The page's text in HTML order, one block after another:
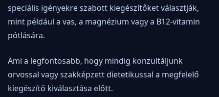
speciális igényekre szabott kiegészítőket választják,
mint például a vas, a magnézium vagy a B12-vitamin
pótlására.
Ami a legfontosabb, hogy mindig konzultáljunk
orvossal vagy szakképzett dietetikussal a megfelelő
kiegészítő kiválasztása előtt.